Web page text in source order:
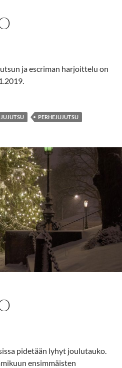
ja escriman harjoittelu on
JUJUTSU PERHEJUJUTSU
pidetään lyhyt joulutauko.
ensimmäisten